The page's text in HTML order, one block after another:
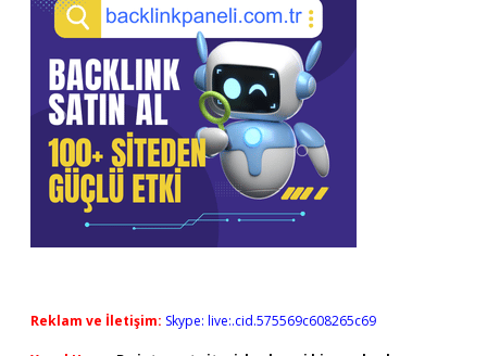
Reklam ve İletişim: Skype: live:.cid.575569c608265c69